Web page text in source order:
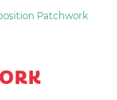
Patchwork